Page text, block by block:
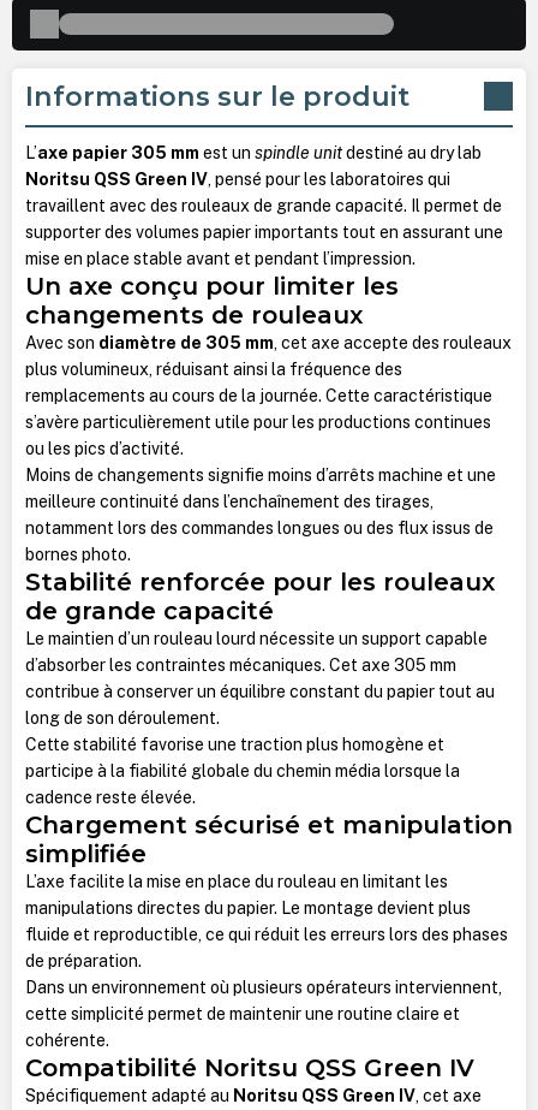
Informations sur le produit
L’axe papier 305 mm est un spindle unitdestiné au dry lab
Noritsu QSS Green IV, pensé pour les laboratoires qui
travaillent avec des rouleaux de grande capacité. Il permet de
supporter des volumes papier importants tout en assurant une
mise en place stable avant et pendant l’impression.
Un axe conçu pour limiter les
changements de rouleaux
Avec son diamètre de 305 mm, cet axe accepte des rouleaux
plus volumineux, réduisant ainsi la fréquence des
remplacements au cours de la journée. Cette caractéristique
s’avère particulièrement utile pour les productions continues
ou les pics d’activité.
Moins de changements signifie moins d’arrêts machine et une
meilleure continuité dans l’enchaînement des tirages,
notamment lors des commandes longues ou des flux issus de
bornes photo.
Stabilité renforcée pour les rouleaux
de grande capacité
Le maintien d’un rouleau lourd nécessite un support capable
d’absorber les contraintes mécaniques. Cet axe 305 mm
contribue à conserver un équilibre constant du papier tout au
long de son déroulement.
Cette stabilité favorise une traction plus homogène et
participe à la fiabilité globale du chemin média lorsque la
cadence reste élevée.
Chargement sécurisé et manipulation
simplifiée
L’axe facilite la mise en place du rouleau en limitant les
manipulations directes du papier. Le montage devient plus
fluide et reproductible, ce qui réduit les erreurs lors des phases
de préparation.
Dans un environnement où plusieurs opérateurs interviennent,
cette simplicité permet de maintenir une routine claire et
cohérente.
Compatibilité Noritsu QSS Green IV
Spécifiquement adapté au Noritsu QSS Green IV, cet axe